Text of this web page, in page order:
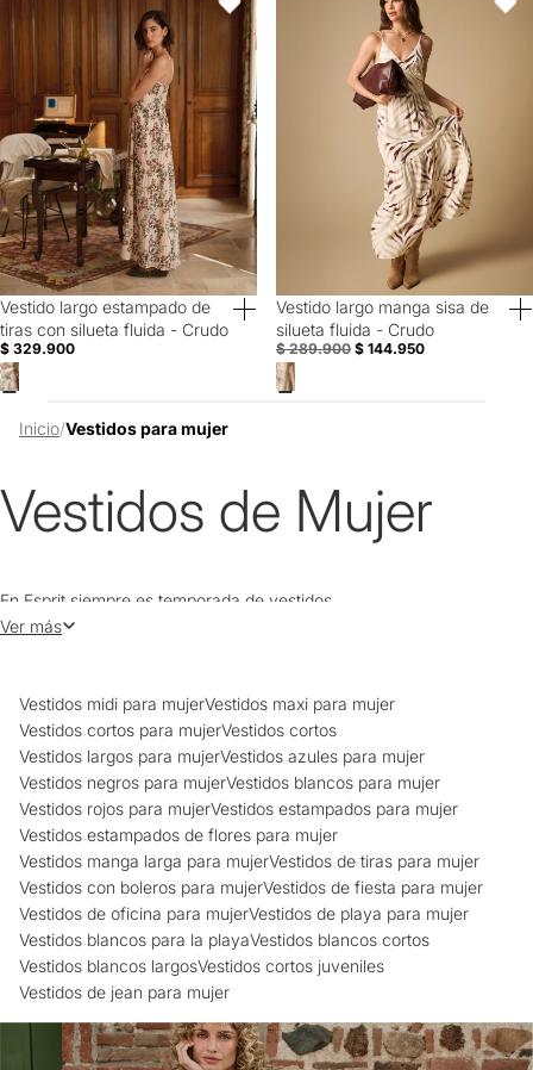
Vestido largo estampado de
tiras con silueta fluida - Crudo
$ 329.900
Favoritos
50% Off
Vestido largo manga sisa de
silueta fluida - Crudo
$ 289.900 $ 144.950
Inicio/Vestidos para mujer
Vestidos de Mujer
En Esprit siempre es temporada de vestidos
porque quedan bien en cualquier época del año. Por esto, temporada
tras temporada reinventamos su diseño para que refresques esta
icónica prenda.
Los vestidos hacen parte de esas piezas femeninas que, junto a
nuestras faldas para mujer, tienen la capacidad de brindar dinamismo
y personalidad al clóset. La ventaja de los vestidos radica en que con
una sola pieza puedes crear fast looks tanto para ir a la oficina como
salir de paseo por la playa.
En nuestra tienda online encontrarás las últimas tendencias en
colores sólidos, estampados y siluetas que nuestros fashion stylists
han elegido especialmente para ti, con el fin de inspirarte a crear
Nuestro propósito es exaltar la personalidad auténtica de cada mujer,
Ver más
Vestidos midi para mujerVestidos maxi para mujer
Vestidos cortos para mujerVestidos cortos
Vestidos largos para mujerVestidos azules para mujer
Vestidos negros para mujerVestidos blancos para mujer
Vestidos rojos para mujerVestidos estampados para mujer
Vestidos estampados de flores para mujer
Vestidos manga larga para mujerVestidos de tiras para mujer
Vestidos con boleros para mujerVestidos de fiesta para mujer
Vestidos de oficina para mujerVestidos de playa para mujer
Vestidos blancos para la playaVestidos blancos cortos
Vestidos blancos largosVestidos cortos juveniles
Vestidos de jean para mujer